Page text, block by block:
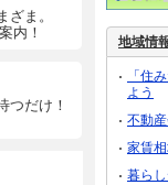
ま。
内！
つだけ！
地域情
「住
よう
不動
家賃
暮ら